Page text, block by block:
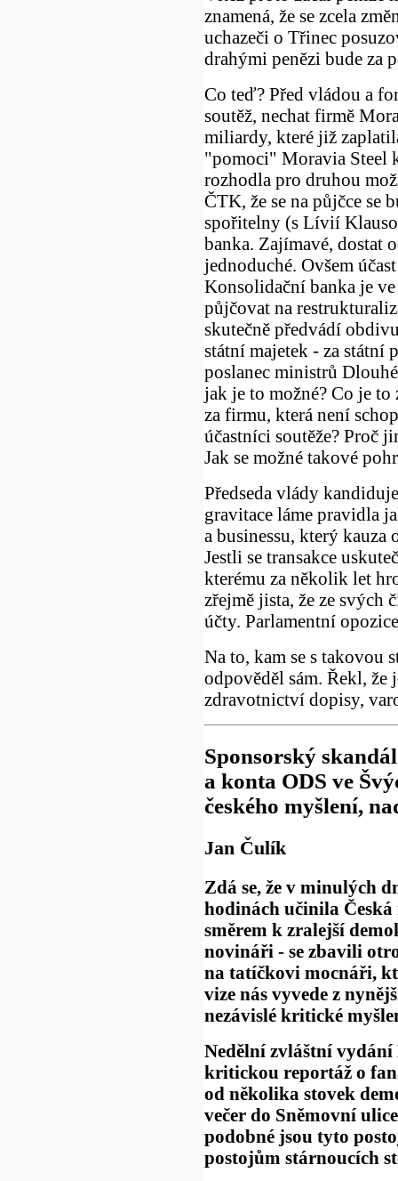
znamená, že se zcela
uchazeči o Třinec
drahými penězi bude za
Co teď? Před vládou a
soutěž, nechat firmě
miliardy, které již
"pomoci" Moravia Steel
rozhodla pro druhou
ČTK, že se na půjčce se
spořitelny (s Lívií
banka. Zajímavé, dostat
jednoduché. Ovšem
Konsolidační banka je
půjčovat na
skutečně předvádí
státní majetek - za státní
poslanec ministrů
jak je to možné? Co je
za firmu, která není
účastníci soutěže? Proč
Jak se možné takové
Předseda vlády
gravitace láme pravidla
a businessu, který kauza
Jestli se transakce
kterému za několik let
zřejmě jista, že ze svých
účty. Parlamentní
Na to, kam se s takovou
odpověděl sám. Řekl,
zdravotnictví dopisy,
Sponsorský
a konta ODS ve
českého myšlení,
Jan Čulík
Zdá se, že v minulých
hodinách učinila
směrem k zralejší
novináři - se zbavili
na tatíčkovi mocnáři,
vize nás vyvede z
nezávislé kritické
Nedělní zvláštní
kritickou reportáž o
od několika stovek
večer do Sněmovní
podobné jsou tyto
postojům stárnoucích